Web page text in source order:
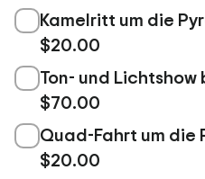
Kamelritt um die
$20.00
Ton- und
$70.00
Quad-Fahrt um die
$20.00